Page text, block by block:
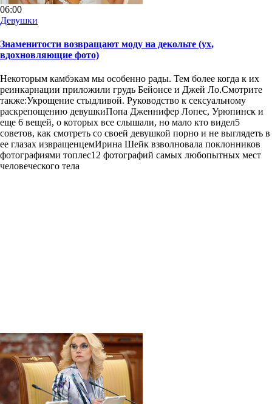
06:00
Девушки
Знаменитости возвращают моду на декольте (ух,
вдохновляющие фото)
Некоторым камбэкам мы особенно рады. Тем более когда к их
реинкарнации приложили грудь Бейонсе и Джей Ло.Смотрите
также:Укрощение стыдливой. Руководство к сексуальному
раскрепощению девушкиПопа Дженнифер Лопес, Урюпинск и
еще 6 вещей, о которых все слышали, но мало кто видел5
советов, как смотреть со своей девушкой порно и не выглядеть в
ее глазах извращенцемИрина Шейк взволновала поклонников
фотографиями топлес12 фотографий самых любопытных мест
человеческого тела